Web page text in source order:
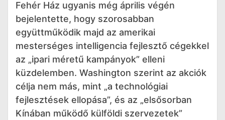
Fehér Ház ugyanis még április végén
bejelentette, hogy szorosabban
együttműködik majd az amerikai
mesterséges intelligencia fejlesztő cégekkel
az „ipari méretű kampányok” elleni
küzdelemben. Washington szerint az akciók
célja nem más, mint „a technológiai
fejlesztések ellopása”, és az „elsősorban
Kínában működő külföldi szervezetek”